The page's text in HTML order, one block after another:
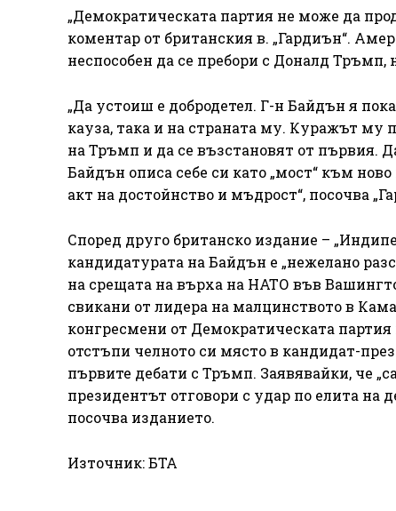
„Демократическата партия не може да
коментар от британския в. „Гардиън“.
неспособен да се пребори с Доналд
„Да устоиш е добродетел. Г-н Байдън я
кауза, така и на страната му. Куражът му
на Тръмп и да се възстановят от първия.
Байдън описа себе си като „мост“ към
акт на достойнство и мъдрост“, посочва
Според друго британско издание –
кандидатурата на Байдън е „нежелано
на срещата на върха на НАТО във
свикани от лидера на малцинството в
конгресмени от Демократическата
отстъпи челното си място в кандидат-
първите дебати с Тръмп. Заявявайки, че
президентът отговори с удар по елита на
посочва изданието.
Източник: БТА